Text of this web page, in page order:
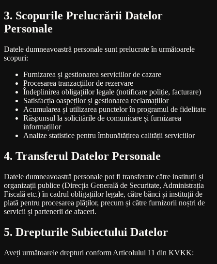
3. Scopurile Prelucrării Datelor
Personale
Datele dumneavoastră personale sunt prelucrate în următoarele
scopuri:
Furnizarea și gestionarea serviciilor de cazare
Procesarea tranzacțiilor de rezervare
Îndeplinirea obligațiilor legale (notificare poliție, facturare)
Satisfacția oaspeților și gestionarea reclamațiilor
Acumularea și utilizarea punctelor în programul de fidelitate
Răspunsul la solicitările de comunicare și furnizarea
informațiilor
Analize statistice pentru îmbunătățirea calității serviciilor
4. Transferul Datelor Personale
Datele dumneavoastră personale pot fi transferate către instituții și
organizații publice (Direcția Generală de Securitate, Administrația
Fiscală etc.) în cadrul obligațiilor legale, către bănci și instituții de
plată pentru procesarea plăților, precum și către furnizorii noștri de
servicii și partenerii de afaceri.
5. Drepturile Subiectului Datelor
Aveți următoarele drepturi conform Articolului 11 din KVKK: